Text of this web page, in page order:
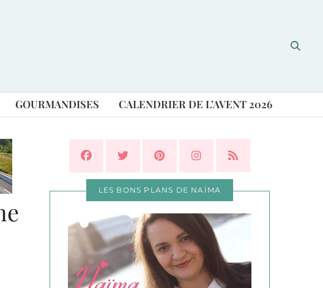
GOURMANDISES CALENDRIER DE L’AVENT 2026
LES BONS PLANS DE NAÏMA